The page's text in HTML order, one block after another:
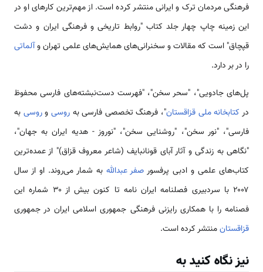
فرهنگی مردمان ترک و ایرانی منتشر کرده است. از مهم‌ترین کارهای او در
این زمینه چاپ چهار جلد کتاب "روابط تاریخی و فرهنگی ایران و دشت
قپچاق" است که مقالات و سخنرانی‌های همایش‌های علمی تهران وآلماتی
را در بر دارد.
پل‌های جادویی"، "سحر سخن"، "فهرست دست‌نبشته‌های فارسی محفوظ
در کتابخانه ملی قزاقستان"، فرهنگ تخصصی فارسی بهروسی وروسی به
فارسی"، "نور سخن"، "روشنایی سخن"، "نوروز - هدیه ایران به جهان"،
"نگاهی به زندگی و آثار آبای قونانبایف (شاعر معروف قزاق)" از عمده‌ترین
کتاب‌های علمی و ادبی پرفسور صفر عبدالله به شمار می‌روند. او از سال
۲۰۰۷ با سردبیری فصلنامه ایران نامه تا کنون بیش از ۳۰ شماره این
فصنامه را با همکاری رایزنی فرهنگی جمهوری اسلامی ایران در جمهوری
قزاقستانمنتشر کرده است.
نیز نگاه کنید به